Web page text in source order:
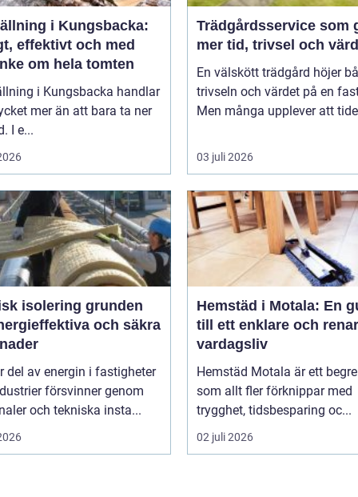
i Kungsbacka:
effektivt och med
om hela tomten
i Kungsbacka handlar
mer än att bara ta ner
I e...
Trädgårdsservice som
mer tid, trivsel och
En välskött trädgård höjer
trivseln och värdet på en
Men många upplever att
03 juli 2026
grunden
och säkra
del av energin i fastigheter
försvinner genom
och tekniska insta...
Hemstäd i Motala: En
till ett enklare och
vardagsliv
Hemstäd Motala är ett
som allt fler förknippar med
trygghet, tidsbesparing oc...
02 juli 2026